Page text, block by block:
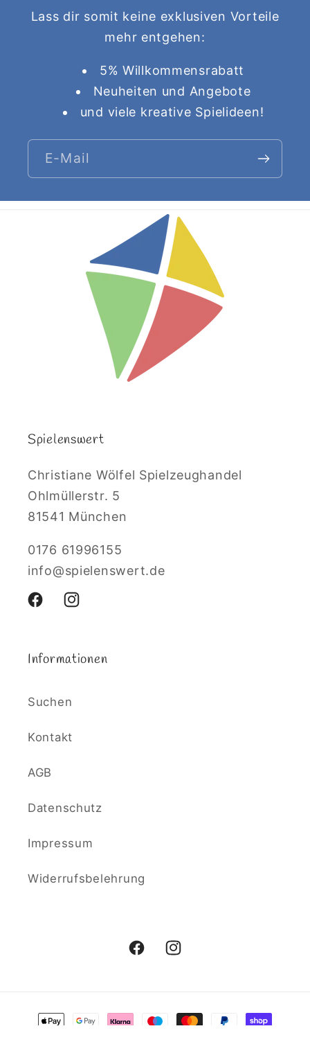
Lass dir somit keine exklusiven Vorteile
mehr entgehen:
5% Willkommensrabatt
Neuheiten und Angebote
und viele kreative Spielideen!
E-Mail
Spielenswert
Christiane Wölfel Spielzeughandel
Ohlmüllerstr. 5
81541 München
0176 61996155
info@spielenswert.de
FacebookInstagram
Informationen
Suchen
Kontakt
AGB
Datenschutz
Impressum
Widerrufsbelehrung
FacebookInstagram
Zahlungsmethoden